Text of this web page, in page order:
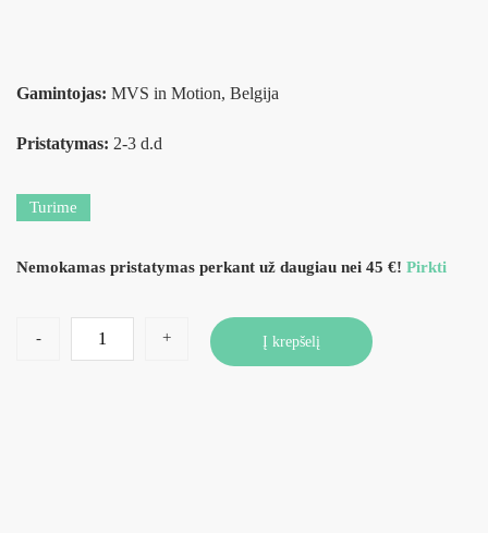
Gamintojas: MVS in Motion, Belgija
Pristatymas: 2-3 d.d
Turime
Nemokamas pristatymas perkant už daugiau nei 45 €! Pirkti
- + Į krepšelį